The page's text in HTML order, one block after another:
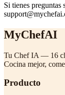
Si tienes preguntas
MyChefAI
Tu Chef IA — 16
Cocina mejor,
Producto